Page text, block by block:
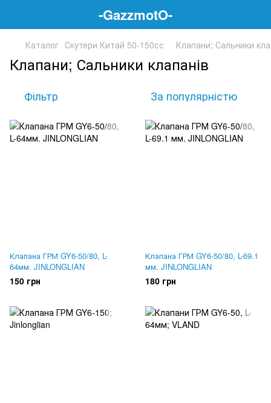
-GazzmotO-
Каталог Скутери Китай 50-150сс Клапани; Сальники
Клапани; Сальники клапанів
Фільтр За популярністю
Клапана ГРМ GY6-50/80, L-
64мм. JINLONGLIAN
150 грн
Клапана ГРМ GY6-50/80, L-69.1
мм. JINLONGLIAN
180 грн